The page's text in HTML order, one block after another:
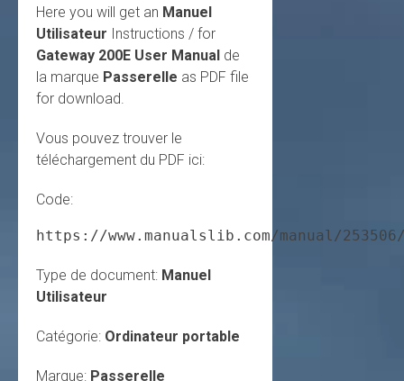
Here you will get an Manuel
Utilisateur Instructions / for
Gateway 200E User Manual de
la marque Passerelle as PDF file
for download.
Vous pouvez trouver le
téléchargement du PDF ici:
Code:
https://www.manualslib.com/manual/
Type de document: Manuel
Utilisateur
Catégorie: Ordinateur portable
Marque: Passerelle